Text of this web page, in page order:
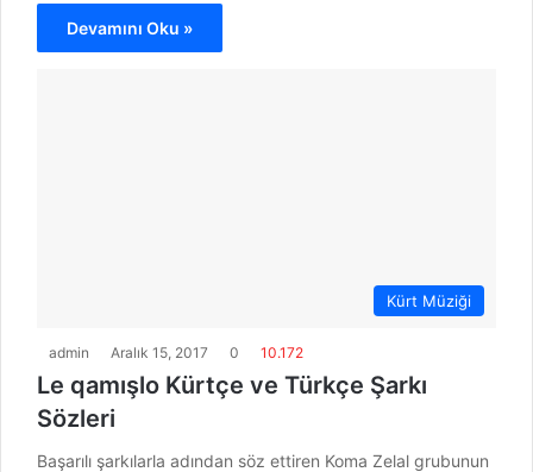
Devamını Oku »
Kürt Müziği
admin Aralık 15, 2017 0 10.172
Le qamışlo Kürtçe ve Türkçe Şarkı
Sözleri
Başarılı şarkılarla adından söz ettiren Koma Zelal grubunun